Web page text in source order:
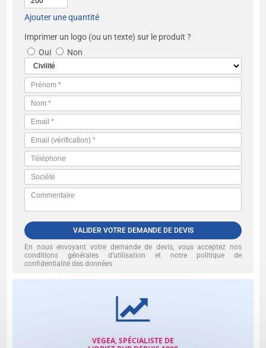
Ajouter une quantité
Imprimer un logo (ou un texte) sur le produit ?
Oui
Non
VALIDER VOTRE DEMANDE DE DEVIS
En nous envoyant votre demande de devis, vous acceptez nos
conditions générales d’utilisation et notre politique de
confidentialité des données